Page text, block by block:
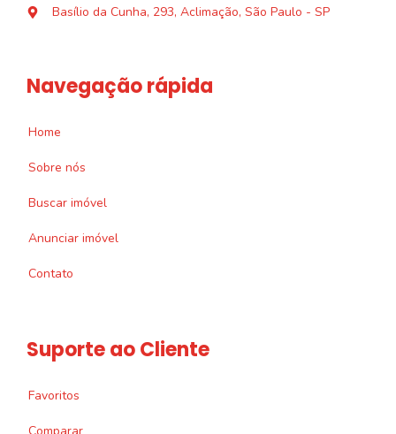
Basílio da Cunha, 293, Aclimação, São Paulo - SP
Navegação rápida
Home
Sobre nós
Buscar imóvel
Anunciar imóvel
Contato
Suporte ao Cliente
Favoritos